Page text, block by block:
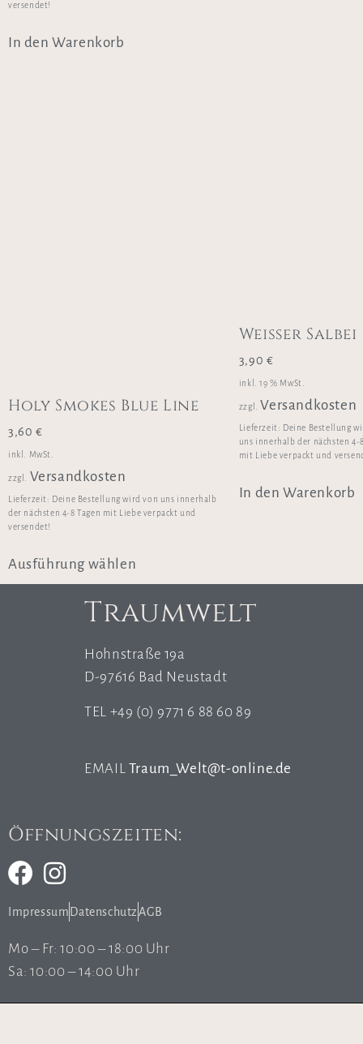
versendet!
In den Warenkorb
Holy Smokes Blue Line
3,60 €
inkl. MwSt.
zzgl. Versandkosten
Lieferzeit: Deine Bestellung wird von uns innerhalb
der nächsten 4-8 Tagen mit Liebe verpackt und
versendet!
Ausführung wählen
Weißer Salbei
3,90 €
inkl. 19 % MwSt.
zzgl. Versandkosten
Lieferzeit: Deine Bestellung
uns innerhalb der nächsten 4-
mit Liebe verpackt und
In den Warenkorb
Traumwelt
Hohnstraße 19a
D-97616 Bad Neustadt
TEL +49 (0) 9771 6 88 60 89
EMAIL Traum_Welt@t-online.de
Öffnungszeiten:
Impressum DatenschutzAGB
Mo – Fr: 10:00 – 18:00 Uhr
Sa: 10:00 – 14:00 Uhr